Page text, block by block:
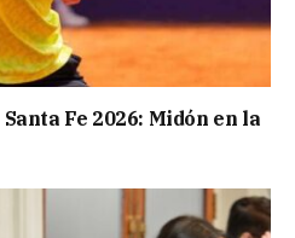
Fe 2026: Midón en la